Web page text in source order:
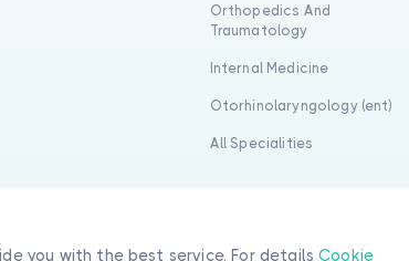
you with the best service. For detailsCookie
Orthopedics And
Traumatology
Internal Medicine
Otorhinolaryngology (ent)
All Specialities